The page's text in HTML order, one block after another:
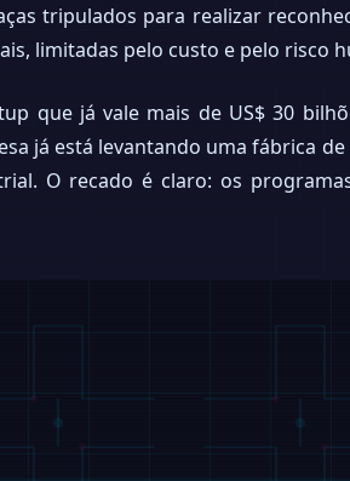
tripulados para realizar
limitadas pelo custo e pelo risco
que já vale mais de US$ 30
já está levantando uma fábrica
O recado é claro: os